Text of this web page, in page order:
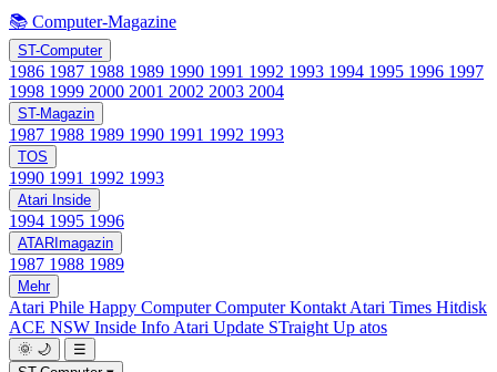
📚 Computer-Magazine
ST-Computer
1986 1987 1988 1989 1990 1991 1992 1993 1994 1995 1996 1997
1998 1999 2000 2001 2002 2003 2004
ST-Magazin
1987 1988 1989 1990 1991 1992 1993
TOS
1990 1991 1992 1993
Atari Inside
1994 1995 1996
ATARImagazin
1987 1988 1989
Mehr
Atari Phile Happy ComputerComputer Kontakt Atari Times Hitdisk
ACE NSW Inside Info Atari Update STraight Up atos
🌞 🌙
☰